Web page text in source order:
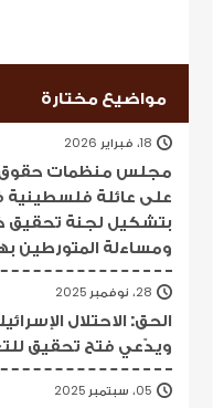
مواضيع مختارة
18، فبراير 2026
مجلس منظمات حقوق
على عائلة
بتشكيل لجنة تحقيق
ومساءلة المتورطين
28، نوفمبر 2025
الحق: الاحتلال
ويدّعي فتح تحقيق
05، سبتمبر 2025